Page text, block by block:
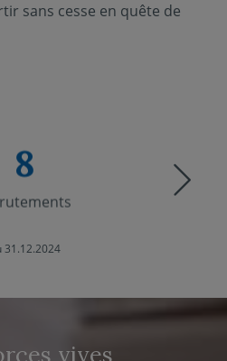
sans cesse en quête de
8
31.12.2024
vives